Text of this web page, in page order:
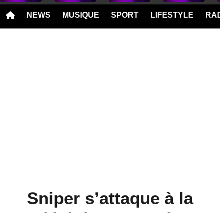
NEWS MUSIQUE SPORT LIFESTYLE
Sniper s’attaque à la